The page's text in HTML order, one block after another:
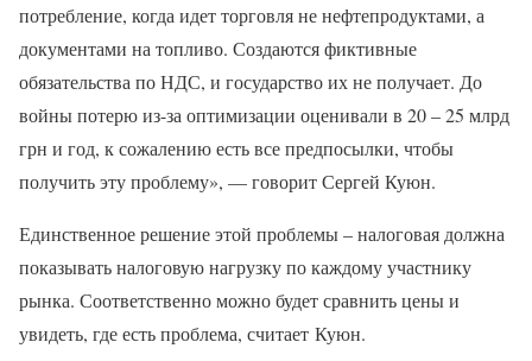
потребление, когда идет торговля не нефтепродуктами, а
документами на топливо. Создаются фиктивные
обязательства по НДС, и государство их не получает. До
войны потерю из-за оптимизации оценивали в 20 – 25 млрд
грн и год, к сожалению есть все предпосылки, чтобы
получить эту проблему», — говорит Сергей Куюн.
Единственное решение этой проблемы – налоговая должна
показывать налоговую нагрузку по каждому участнику
рынка. Соответственно можно будет сравнить цены и
увидеть, где есть проблема, считает Куюн.